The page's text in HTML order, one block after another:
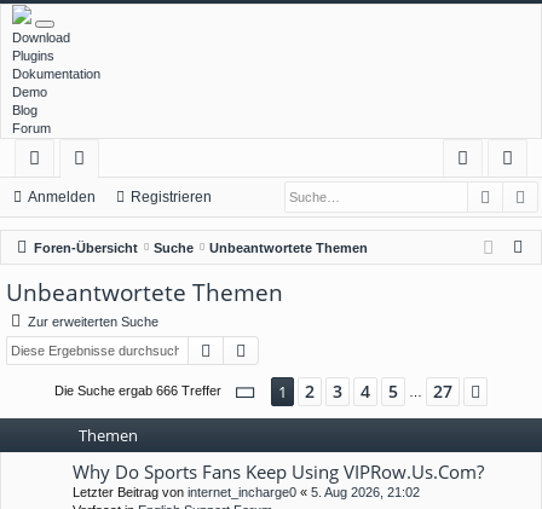
Download
Plugins
Dokumentation
Demo
Blog
Forum
ch
ne
llz
ug
rif
or
en
m
el
ist
rie
Anmelden Registrieren
Foren-Übersicht Suche Unbeantwortete Themen
Unbeantwortete Themen
Zur erweiterten Suche
Suche
Die Suche ergab 666 Treffer Seite 1 von 27
1 2 3 4 5 27
Themen
Why Do Sports Fans Keep Using VIPRow.Us.Com?
Letzter Beitrag von internet_incharge0 « 5. Aug 2026, 21:02